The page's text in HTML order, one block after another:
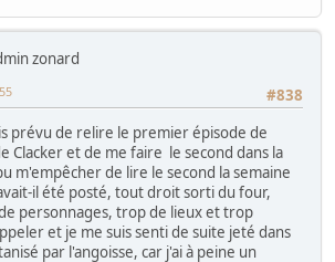
zonard
#838
prévu de relire le premier épisode de
Clacker et de me faire le second dans la
m'empêcher de lire le second la semaine
il été posté, tout droit sorti du four,
personnages, trop de lieux et trop
et je me suis senti de suite jeté dans
par l'angoisse, car j'ai à peine un